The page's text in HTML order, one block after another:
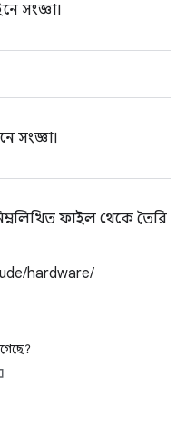
সংজ্ঞা।
সংজ্ঞা।
ফাইল থেকে তৈরি
hardware/